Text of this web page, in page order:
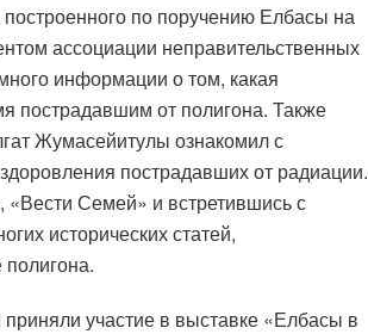
по поручению Елбасы на
ассоциации неправительственных
информации о том, какая
пострадавшим от полигона. Также
Жумасейитулы ознакомил с
пострадавших от радиации.
«Вести Семей» и встретившись с
исторических статей,
участие в выставке «Елбасы в